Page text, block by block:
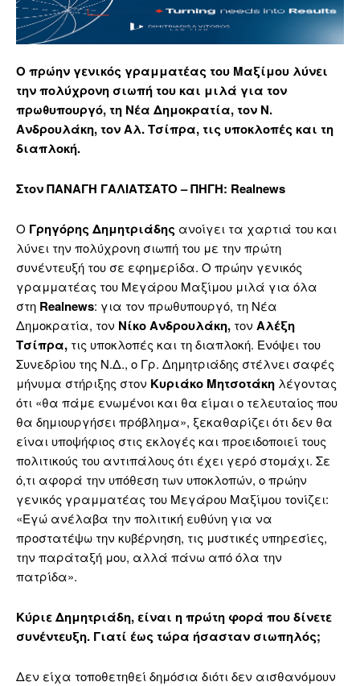
Ο πρώην γενικός γραμματέας του Μαξίμου λύνει
την πολύχρονη σιωπή του και μιλά για τον
πρωθυπουργό, τη Νέα Δημοκρατία, τον Ν.
Ανδρουλάκη, τον Αλ. Τσίπρα, τις υποκλοπές και τη
διαπλοκή.
Στον ΠΑΝΑΓΗ ΓΑΛΙΑΤΣΑΤΟ – ΠΗΓΗ: Realnews
Ο Γρηγόρης Δημητριάδης ανοίγει τα χαρτιά του και
λύνει την πολύχρονη σιωπή του με την πρώτη
συνέντευξή του σε εφημερίδα. Ο πρώην γενικός
γραμματέας του Μεγάρου Μαξίμου μιλά για όλα
στη Realnews: για τον πρωθυπουργό, τη Νέα
Δημοκρατία, τον Νίκο Ανδρουλάκη, τον Αλέξη
Τσίπρα, τις υποκλοπές και τη διαπλοκή. Ενόψει του
Συνεδρίου της Ν.Δ., ο Γρ. Δημητριάδης στέλνει σαφές
μήνυμα στήριξης στον Κυριάκο Μητσοτάκη λέγοντας
ότι «θα πάμε ενωμένοι και θα είμαι ο τελευταίος που
θα δημιουργήσει πρόβλημα», ξεκαθαρίζει ότι δεν θα
είναι υποψήφιος στις εκλογές και προειδοποιεί τους
πολιτικούς του αντιπάλους ότι έχει γερό στομάχι. Σε
ό,τι αφορά την υπόθεση των υποκλοπών, ο πρώην
γενικός γραμματέας του Μεγάρου Μαξίμου τονίζει:
«Εγώ ανέλαβα την πολιτική ευθύνη για να
προστατέψω την κυβέρνηση, τις μυστικές υπηρεσίες,
την παράταξή μου, αλλά πάνω από όλα την
πατρίδα».
Κύριε Δημητριάδη, είναι η πρώτη φορά που δίνετε
συνέντευξη. Γιατί έως τώρα ήσασταν σιωπηλός;
Δεν είχα τοποθετηθεί δημόσια διότι δεν αισθανόμουν